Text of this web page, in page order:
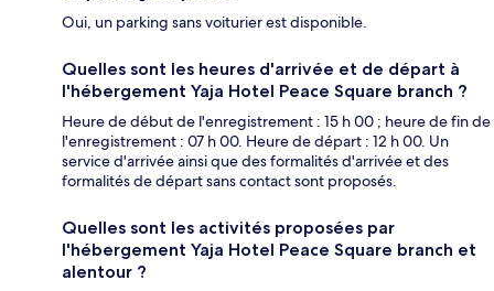
Oui, un parking sans voiturier est disponible.
Quelles sont les heures d'arrivée et de départ à
l'hébergement Yaja Hotel Peace Square branch ?
Heure de début de l'enregistrement : 15 h 00 ; heure de fin de
l'enregistrement : 07 h 00. Heure de départ : 12 h 00. Un
service d'arrivée ainsi que des formalités d'arrivée et des
formalités de départ sans contact sont proposés.
Quelles sont les activités proposées par
l'hébergement Yaja Hotel Peace Square branch et
alentour ?